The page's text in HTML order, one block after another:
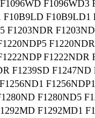
F10B9LD1
F1203NDR
F1222NDR
F1239SD
F1280ND5
F1292MD1